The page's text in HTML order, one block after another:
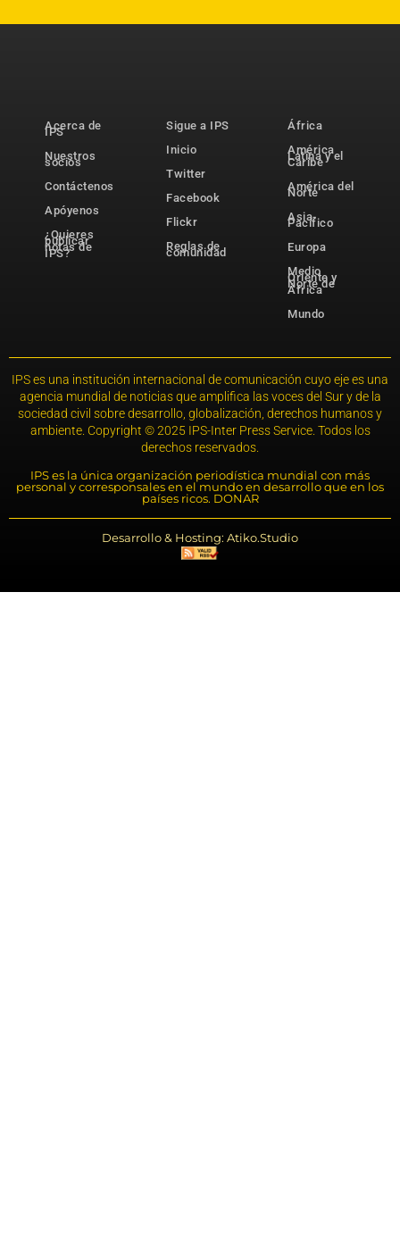
Acerca de
IPS
Nuestros
socios
Contáctenos
Apóyenos
¿Quieres
publicar
notas de
IPS?
Sigue a IPS
Inicio
Twitter
Facebook
Flickr
Reglas de
comunidad
África
América
Latina y el
Caribe
América del
Norte
Asia-
Pacífico
Europa
Medio
Oriente y
Norte de
África
Mundo
IPS es una institución internacional de comunicación cuyo eje es una
agencia mundial de noticias que amplifica las voces del Sur y de la
sociedad civil sobre desarrollo, globalización, derechos humanos y
ambiente. Copyright © 2025 IPS-Inter Press Service. Todos los
derechos reservados.
IPS es la única organización periodística mundial con más
personal y corresponsales en el mundo en desarrollo que en los
países ricos. DONAR
Desarrollo & Hosting: Atiko.Studio